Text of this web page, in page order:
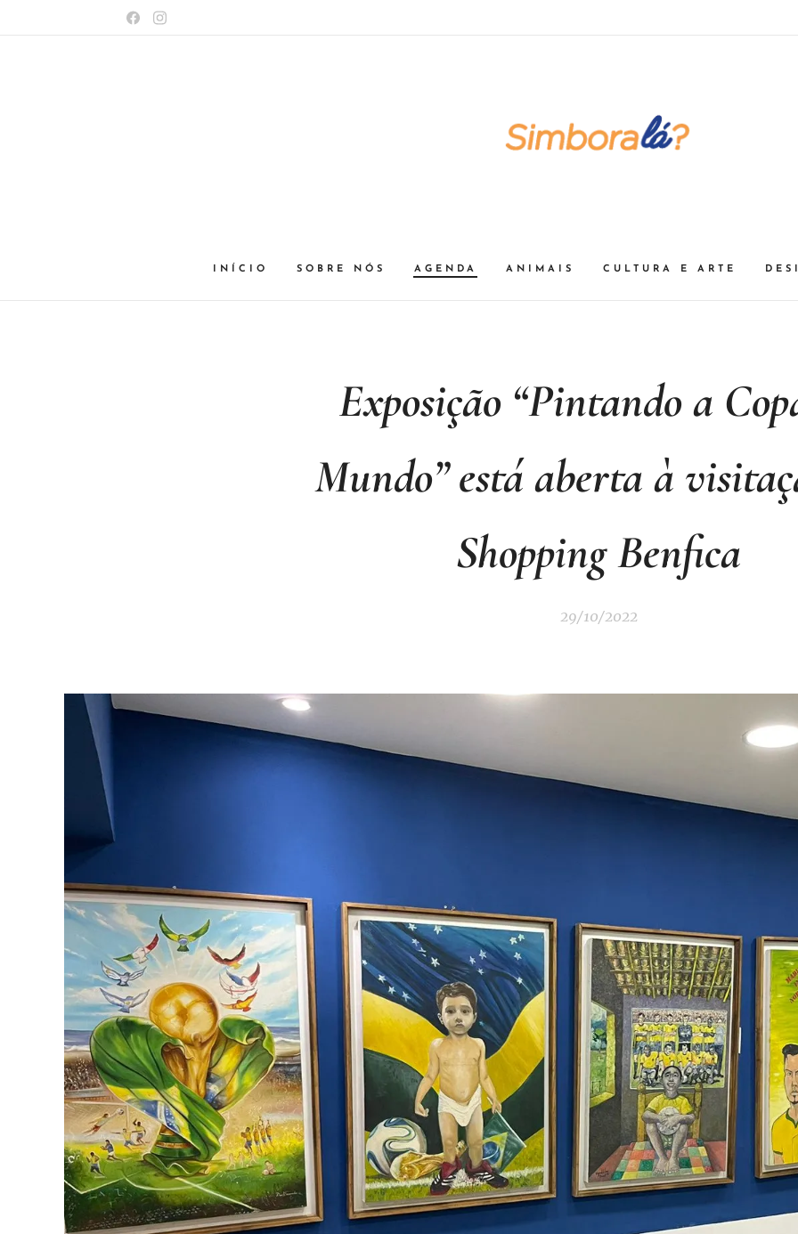
INÍCIO SOBRE NÓS AGENDA ANIMAIS CULTURA E ARTE
Exposição “Pintando a
Mundo” está aberta à
Shopping Benfica
29/10/2022